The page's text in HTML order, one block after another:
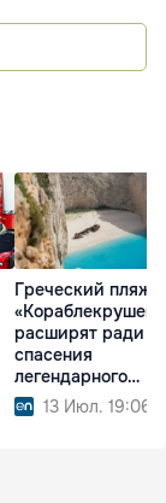
Греческий пляж
расширят ради
спасения
легендарного
корабля
13 Июл. 19:06